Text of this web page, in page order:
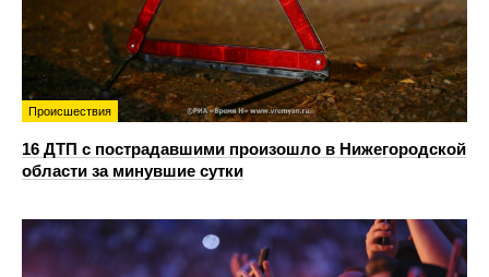
Происшествия
16 ДТП с пострадавшими произошло в Нижегородской
области за минувшие сутки